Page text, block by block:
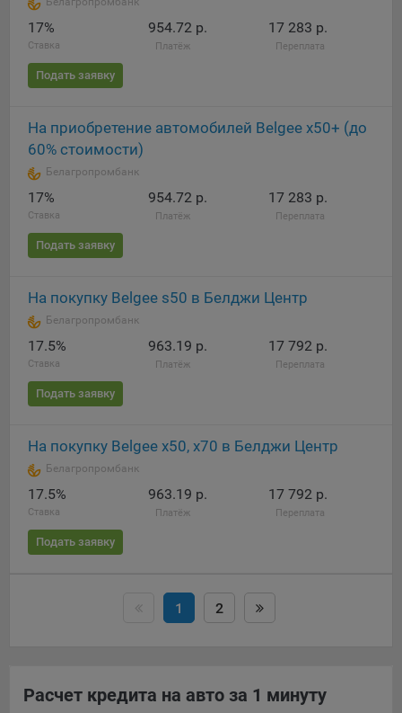
17%
Ставка
954.72 р.
Платёж
17 283 р.
Переплата
Подать заявку
На приобретение автомобилей Belgee x50+ (до
60% стоимости)
Белагропромбанк
17%
Ставка
954.72 р.
Платёж
17 283 р.
Переплата
Подать заявку
На покупку Belgee s50 в Белджи Центр
Белагропромбанк
17.5%
Ставка
963.19 р.
Платёж
17 792 р.
Переплата
Подать заявку
На покупку Belgee х50, х70 в Белджи Центр
Белагропромбанк
17.5%
Ставка
963.19 р.
Платёж
17 792 р.
Переплата
Подать заявку
1 2
Расчет кредита на авто за 1 минуту